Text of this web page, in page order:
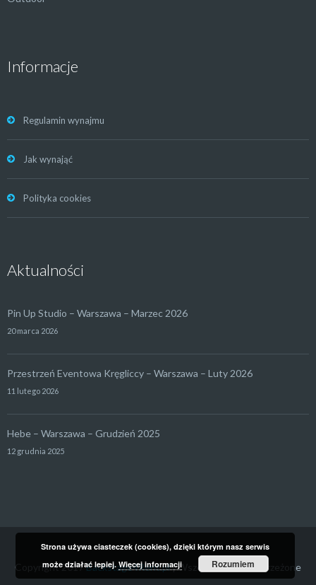
Informacje
Regulamin wynajmu
Jak wynająć
Polityka cookies
Aktualności
Pin Up Studio – Warszawa – Marzec 2026
20 marca 2026
Przestrzeń Eventowa Kręgliccy – Warszawa – Luty 2026
11 lutego 2026
Hebe – Warszawa – Grudzień 2025
12 grudnia 2025
Copyright 2017Backstage4Rent.pl| Wszelkie prawa zastrzeżone
Strona używa ciasteczek (cookies), dzięki którym nasz serwis
może działać lepiej.Więcej informacji Rozumiem